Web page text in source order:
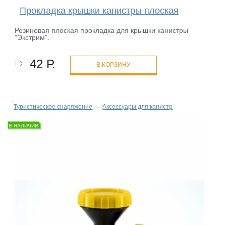
Прокладка крышки канистры плоская
Резиновая плоская прокладка для крышки канистры
"Экстрим".
42 Р. В КОРЗИНУ
Туристическое снаряжение → Аксессуары для канистр
В НАЛИЧИИ